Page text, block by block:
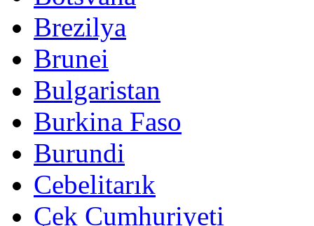
Brezilya
Brunei
Bulgaristan
Burkina Faso
Burundi
Cebelitarık
Çek Cumhuriyeti